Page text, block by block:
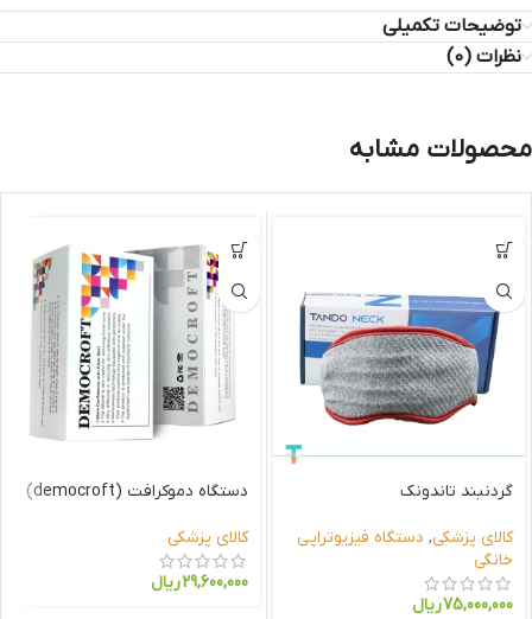
توضیحات تکمیلی
نظرات (0)
محصولات مشابه
گردنبند تاندونک
کالای پزشکی, دستگاه فیزیوتراپی
خانگی
75,000,000ریال
دستگاه دموکرافت (democroft)
کالای پزشکی
29,600,000ریال